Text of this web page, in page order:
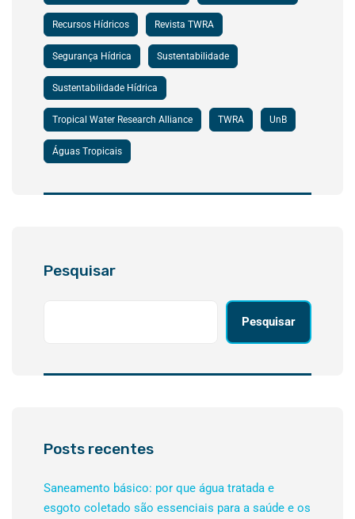
Recursos Hídricos Revista TWRA
Segurança Hídrica Sustentabilidade
Sustentabilidade Hídrica
Tropical Water Research Alliance TWRA UnB
Águas Tropicais
Pesquisar
Pesquisar
Posts recentes
Saneamento básico: por que água tratada e
esgoto coletado são essenciais para a saúde e os